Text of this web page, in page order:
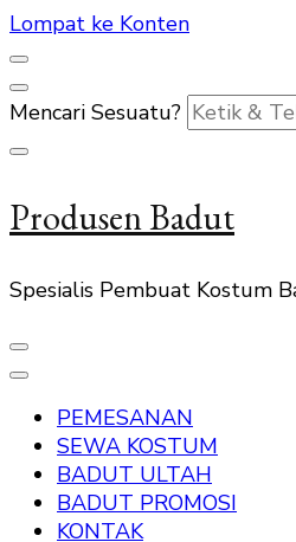
Lompat ke Konten
Mencari Sesuatu?
Produsen Badut
Spesialis Pembuat Kostum
PEMESANAN
SEWA KOSTUM
BADUT ULTAH
BADUT PROMOSI
KONTAK